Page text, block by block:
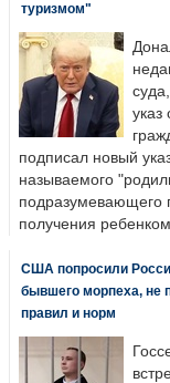
туризмом"
указ
подписал новый
называемого
подразумевающего
получения
США попросили
бывшего морпеха, не
правил и норм